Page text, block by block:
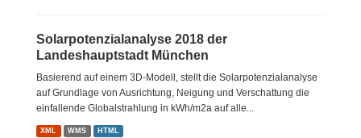
Solarpotenzialanalyse 2018 der
Landeshauptstadt München
Basierend auf einem 3D-Modell, stellt die Solarpotenzialanalyse
auf Grundlage von Ausrichtung, Neigung und Verschattung die
einfallende Globalstrahlung in kWh/m2a auf alle...
XML WMS HTML